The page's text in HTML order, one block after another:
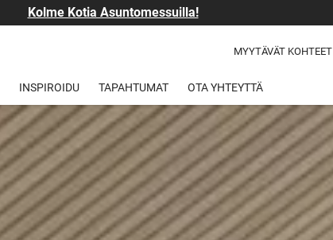
Kolme Kotia Asuntomessuilla!
MYYTÄVÄT KOHTEET
INSPIROIDU TAPAHTUMAT OTA YHTEYTTÄ